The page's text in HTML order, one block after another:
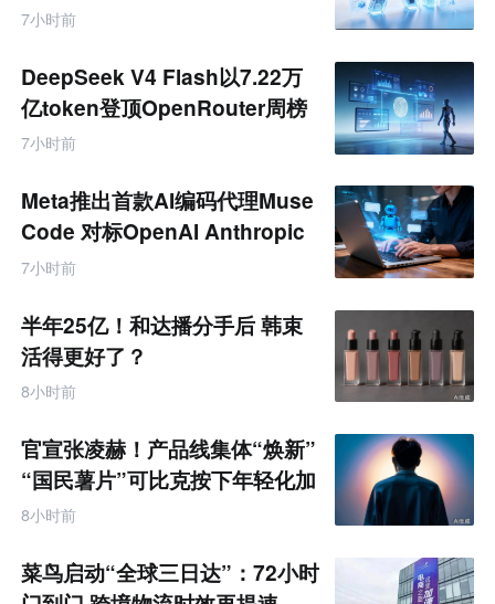
7小时前
DeepSeek V4 Flash以7.22万
亿token登顶OpenRouter周榜
7小时前
Meta推出首款AI编码代理Muse
Code 对标OpenAI Anthropic
7小时前
半年25亿！和达播分手后 韩束
活得更好了？
8小时前
官宣张凌赫！产品线集体“焕新”
“国民薯片”可比克按下年轻化加
速键
8小时前
菜鸟启动“全球三日达”：72小时